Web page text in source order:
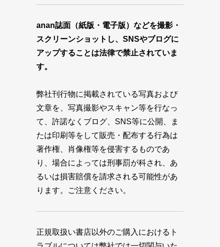
anan誌面（紙版・電子版）などを撮影・
スクリーンショットし、SNSやブログに
アップすることは法律で禁止されていま
す。
弊社刊行物に掲載されている写真および
文章を、写真撮影やスキャン等を行なっ
て、許諾なくブログ、SNS等に公開、ま
たは印刷等をして販売・配布する行為は
著作権、肖像権等を侵害するものであ
り、場合によっては刑事罰が科され、あ
るいは損害賠償を請求される可能性があ
ります。ご注意ください。
正規取扱い書店以外のご購入におけるト